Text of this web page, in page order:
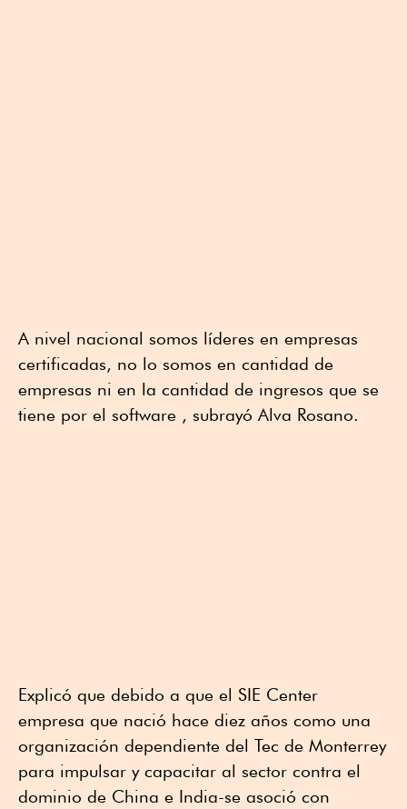
A nivel nacional somos líderes en empresas
certificadas, no lo somos en cantidad de
empresas ni en la cantidad de ingresos que se
tiene por el software , subrayó Alva Rosano.
Explicó que debido a que el SIE Center
empresa que nació hace diez años como una
organización dependiente del Tec de Monterrey
para impulsar y capacitar al sector contra el
dominio de China e India-se asoció con